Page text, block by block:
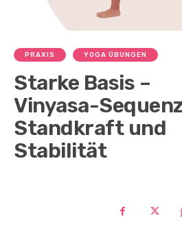
PRAXIS YOGA ÜBUNGEN
Starke Basis –
Vinyasa-
Standkraft und
Stabilität